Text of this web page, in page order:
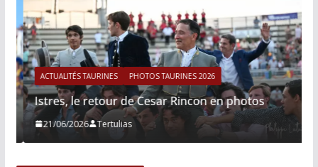
ACTUALITÉS TAURINES PHOTOS TAURINES 2026
Istres, le retour de Cesar Rincon en photos
21/06/2026 Tertulias